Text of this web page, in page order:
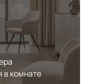
в комнате